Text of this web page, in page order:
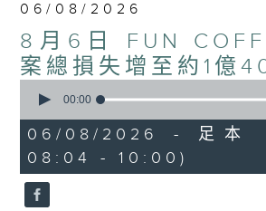
06/08/2026
8月6日 FUN
案總損失增至約1億
seconds
1
hour,
51
minutes,
59
seconds
00:00
06/08/2026 - 足本
08:04 - 10:00)